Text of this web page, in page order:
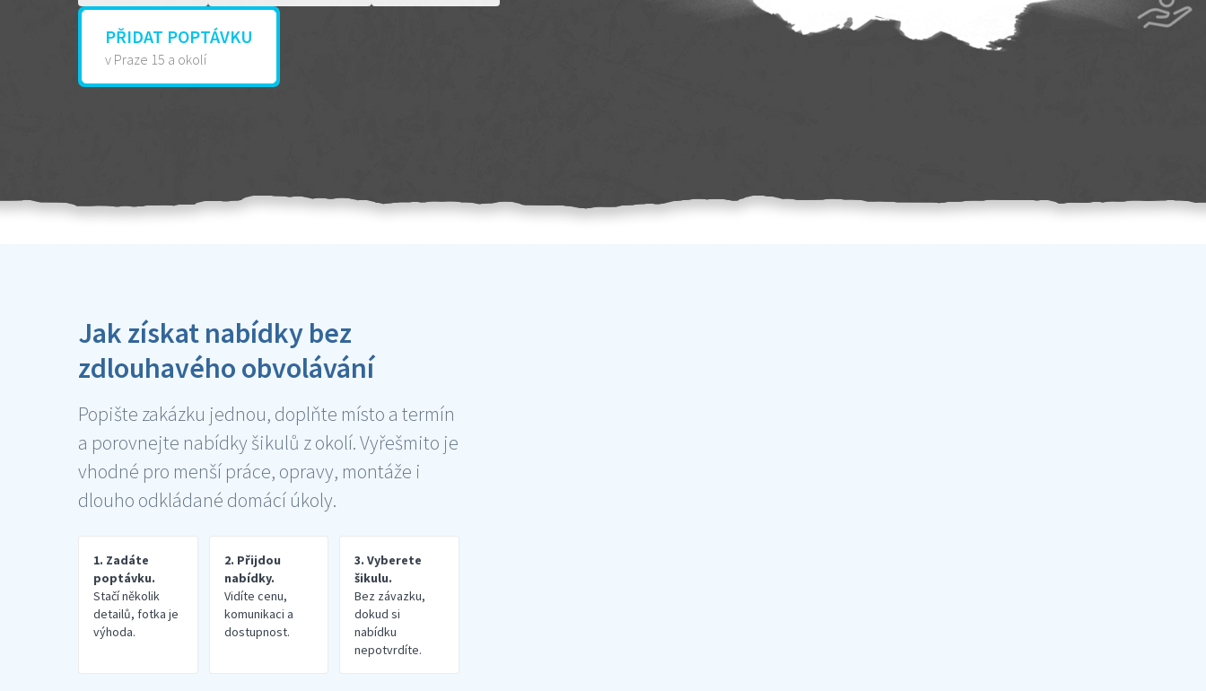
PŘIDAT POPTÁVKU
v Praze 15 a okolí
Jak získat nabídky bez
zdlouhavého obvolávání
Popište zakázku jednou, doplňte místo a termín
a porovnejte nabídky šikulů z okolí. Vyřešmito je
vhodné pro menší práce, opravy, montáže i
dlouho odkládané domácí úkoly.
1. Zadáte
poptávku.
Stačí několik
detailů, fotka je
výhoda.
2. Přijdou
nabídky.
Vidíte cenu,
komunikaci a
dostupnost.
3. Vyberete
šikulu.
Bez závazku,
dokud si
nabídku
nepotvrdíte.